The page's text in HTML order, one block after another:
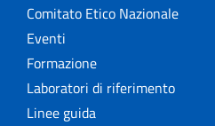
Comitato Etico Nazionale
Eventi
Formazione
Laboratori di riferimento
Linee guida